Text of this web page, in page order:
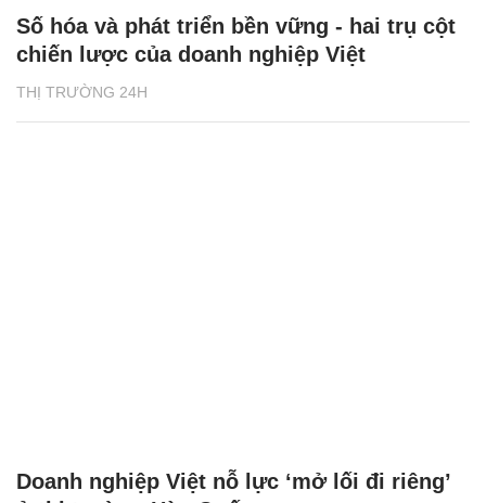
THỊ TRƯỜNG 24H
Số hóa và phát triển bền vững - hai trụ cột
chiến lược của doanh nghiệp Việt
Doanh nghiệp Việt nỗ lực ‘mở lối đi riêng’